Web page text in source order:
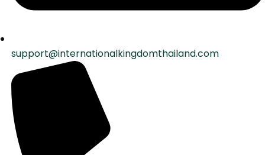
support@internationalkingdomthailand.com